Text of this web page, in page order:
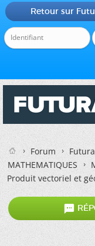
Retour sur
Forum
MATHEMATIQUES
Produit vectoriel et
